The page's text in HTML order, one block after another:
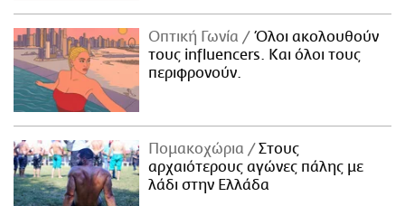
Οπτική Γωνία
Όλοι ακολουθούν
τους influencers. Και όλοι τους
περιφρονούν.
Πομακοχώρια
Στους
αρχαιότερους αγώνες πάλης με
λάδι στην Ελλάδα